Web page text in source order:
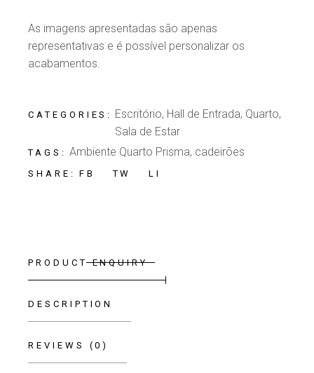
As imagens apresentadas são apenas
representativas e é possível personalizar os
acabamentos.
CATEGORIES: Escritório, Hall de Entrada, Quarto,
Sala de Estar
TAGS: Ambiente Quarto Prisma, cadeirões
SHARE: FB TW LI
PRODUCT ENQUIRY
DESCRIPTION
REVIEWS (0)